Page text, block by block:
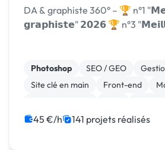
DA & graphiste 360° – 🏆 n°1
𝗴𝗿𝗮𝗽𝗵𝗶𝘀𝘁𝗲" 𝟮𝟬𝟮𝟲 🏆 n°3
Photoshop SEO / GEO
Site clé en main
Front-end
Migration ou refonte de site
45 €/h 141 projets réalisés